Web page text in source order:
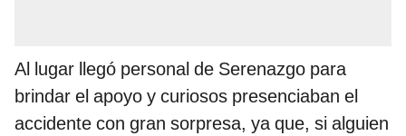
Al lugar llegó personal de Serenazgo para
brindar el apoyo y curiosos presenciaban el
accidente con gran sorpresa, ya que, si alguien